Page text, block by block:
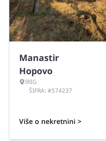
Manastir
Hopovo
IRIG
ŠIFRA: #574237
Više o nekretnini >